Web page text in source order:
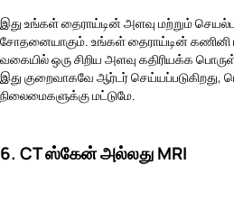
இது உங்கள் தைராய்டின் அளவு மற்றும்
சோதனையாகும். உங்கள் தைராய்டின் கணினி
வகையில் ஒரு சிறிய அளவு கதிரியக்க பொருள்
இது குறைவாகவே ஆர்டர் செய்யப்படுகிறது,
நிலைமைகளுக்கு மட்டுமே.
6. CT ஸ்கேன் அல்லது MRI